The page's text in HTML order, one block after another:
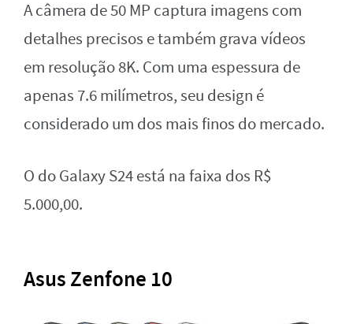
A câmera de 50 MP captura imagens com
detalhes precisos e também grava vídeos
em resolução 8K. Com uma espessura de
apenas 7.6 milímetros, seu design é
considerado um dos mais finos do mercado.
O do Galaxy S24 está na faixa dos R$
5.000,00.
Asus Zenfone 10